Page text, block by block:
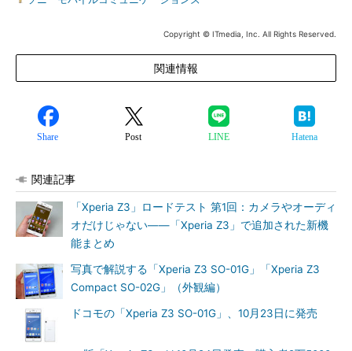
Copyright © ITmedia, Inc. All Rights Reserved.
関連情報
Share Post LINE Hatena
関連記事
「Xperia Z3」ロードテスト 第1回：カメラやオーディ
オだけじゃない――「Xperia Z3」で追加された新機
能まとめ
写真で解説する「Xperia Z3 SO-01G」「Xperia Z3
Compact SO-02G」（外観編）
ドコモの「Xperia Z3 SO-01G」、10月23日に発売